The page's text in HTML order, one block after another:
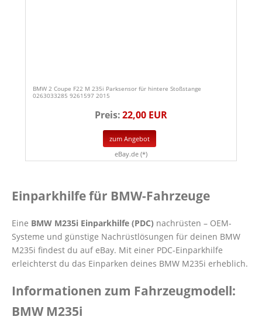
BMW 2 Coupe F22 M 235i Parksensor für hintere Stoßstange
0263033285 9261597 2015
Preis:22,00 EUR
zum Angebot
eBay.de (*)
Einparkhilfe für BMW-Fahrzeuge
Eine BMW M235i Einparkhilfe (PDC) nachrüsten – OEM-
Systeme und günstige Nachrüstlösungen für deinen BMW
M235i findest du auf eBay. Mit einer PDC-Einparkhilfe
erleichterst du das Einparken deines BMW M235i erheblich.
Informationen zum Fahrzeugmodell:
BMW M235i